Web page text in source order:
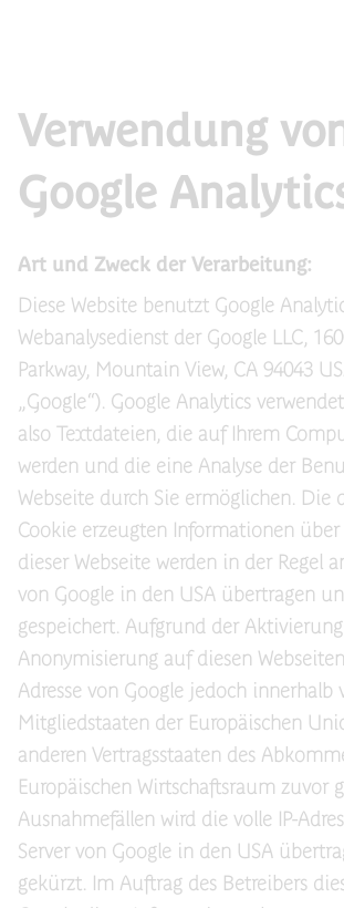
Verwendung
Google
Art und Zweck der Verarbeitung:
Diese Website benutzt Google
Webanalysedienst der Google LLC,
Parkway, Mountain View, CA 94043
„Google“). Google Analytics
also Textdateien, die auf Ihrem
werden und die eine Analyse der
Webseite durch Sie ermöglichen. Die
Cookie erzeugten Informationen
dieser Webseite werden in der Regel
von Google in den USA übertragen
gespeichert. Aufgrund der Aktivierung
Anonymisierung auf diesen
Adresse von Google jedoch innerhalb
Mitgliedstaaten der Europäischen
anderen Vertragsstaaten des
Europäischen Wirtschaftsraum zuvor
Ausnahmefällen wird die volle IP-
Server von Google in den USA
gekürzt. Im Auftrag des Betreibers